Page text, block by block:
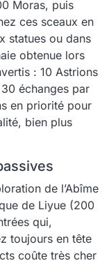
Moras, puis
ces sceaux en
statues ou dans
obtenue lors
: 10 Astrions
échanges par
en priorité pour
bien plus
de l’Abîme
de Liyue (200
qui,
toujours en tête
coûte très cher